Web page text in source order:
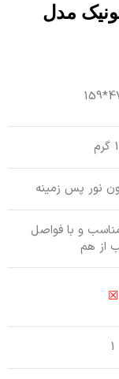
مدل
مناسب و با فواصل
از هم
☒
1